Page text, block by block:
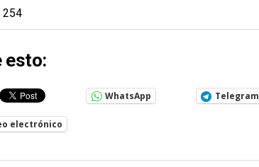
254
esto:
WhatsApp Telegram
electrónico